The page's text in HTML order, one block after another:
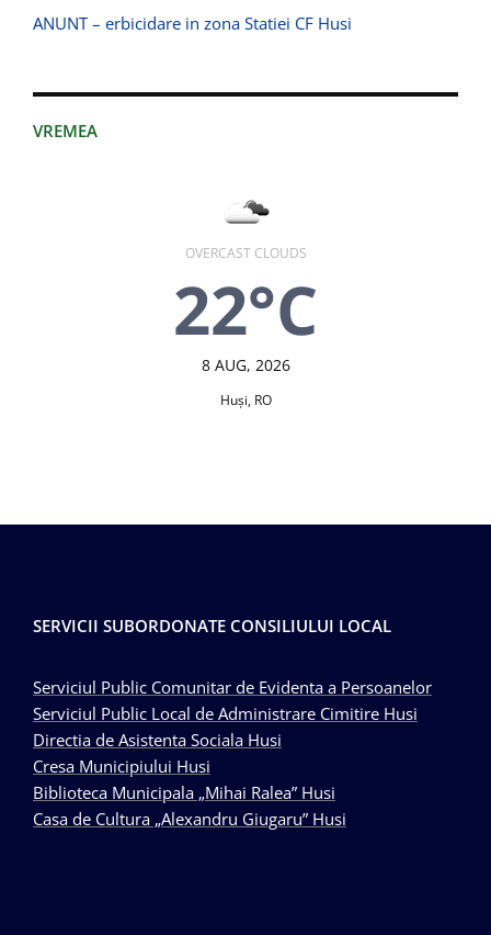
ANUNT – erbicidare in zona Statiei CF Husi
VREMEA
OVERCAST CLOUDS
22°C
8 AUG, 2026
Huşi, RO
SERVICII SUBORDONATE CONSILIULUI LOCAL
Serviciul Public Comunitar de Evidenta a Persoanelor
Serviciul Public Local de Administrare Cimitire Husi
Directia de Asistenta Sociala Husi
Cresa Municipiului Husi
Biblioteca Municipala „Mihai Ralea” Husi
Casa de Cultura „Alexandru Giugaru” Husi